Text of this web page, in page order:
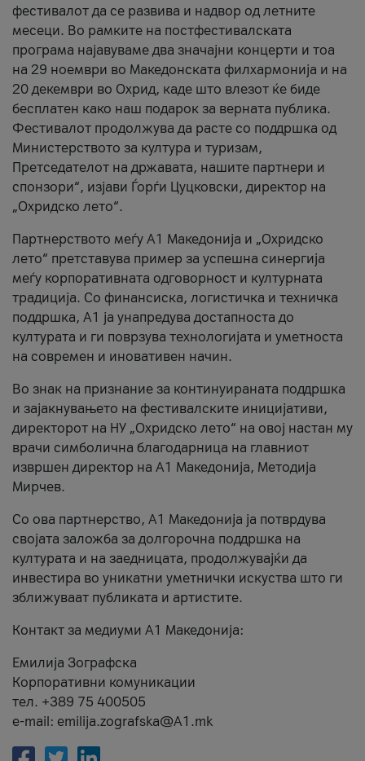
фестивалот да се развива и надвор од летните
месеци. Во рамките на постфестивалската
програма најавуваме два значајни концерти и тоа
на 29 ноември во Македонската филхармонија и на
20 декември во Охрид, каде што влезот ќе биде
бесплатен како наш подарок за верната публика.
Фестивалот продолжува да расте со поддршка од
Министерството за култура и туризам,
Претседателот на државата, нашите партнери и
спонзори“, изјави Ѓорѓи Цуцковски, директор на
„Охридско лето“.
Партнерството меѓу A1 Македонија и „Охридско
лето“ претставува пример за успешна синергија
меѓу корпоративната одговорност и културната
традиција. Со финансиска, логистичка и техничка
поддршка, A1 ја унапредува достапноста до
културата и ги поврзува технологијата и уметноста
на современ и иновативен начин.
Во знак на признание за континуираната поддршка
и зајакнувањето на фестивалските иницијативи,
директорот на НУ „Охридско лето“ на овој настан му
врачи симболична благодарница на главниот
извршен директор на A1 Македонија, Методија
Мирчев.
Со ова партнерство, A1 Македонија ја потврдува
својата заложба за долгорочна поддршка на
културата и на заедницата, продолжувајќи да
инвестира во уникатни уметнички искуства што ги
зближуваат публиката и артистите.
Контакт за медиуми А1 Македонија:
Емилија Зографска
Корпоративни комуникации
тел. +389 75 400505
e-mail: emilija.zografska@A1.mk